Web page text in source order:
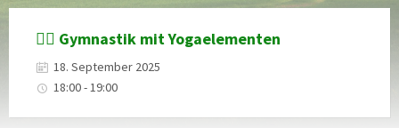
🤸‍♀️ Gymnastik mit Yogaelementen
18. September 2025
18:00 - 19:00